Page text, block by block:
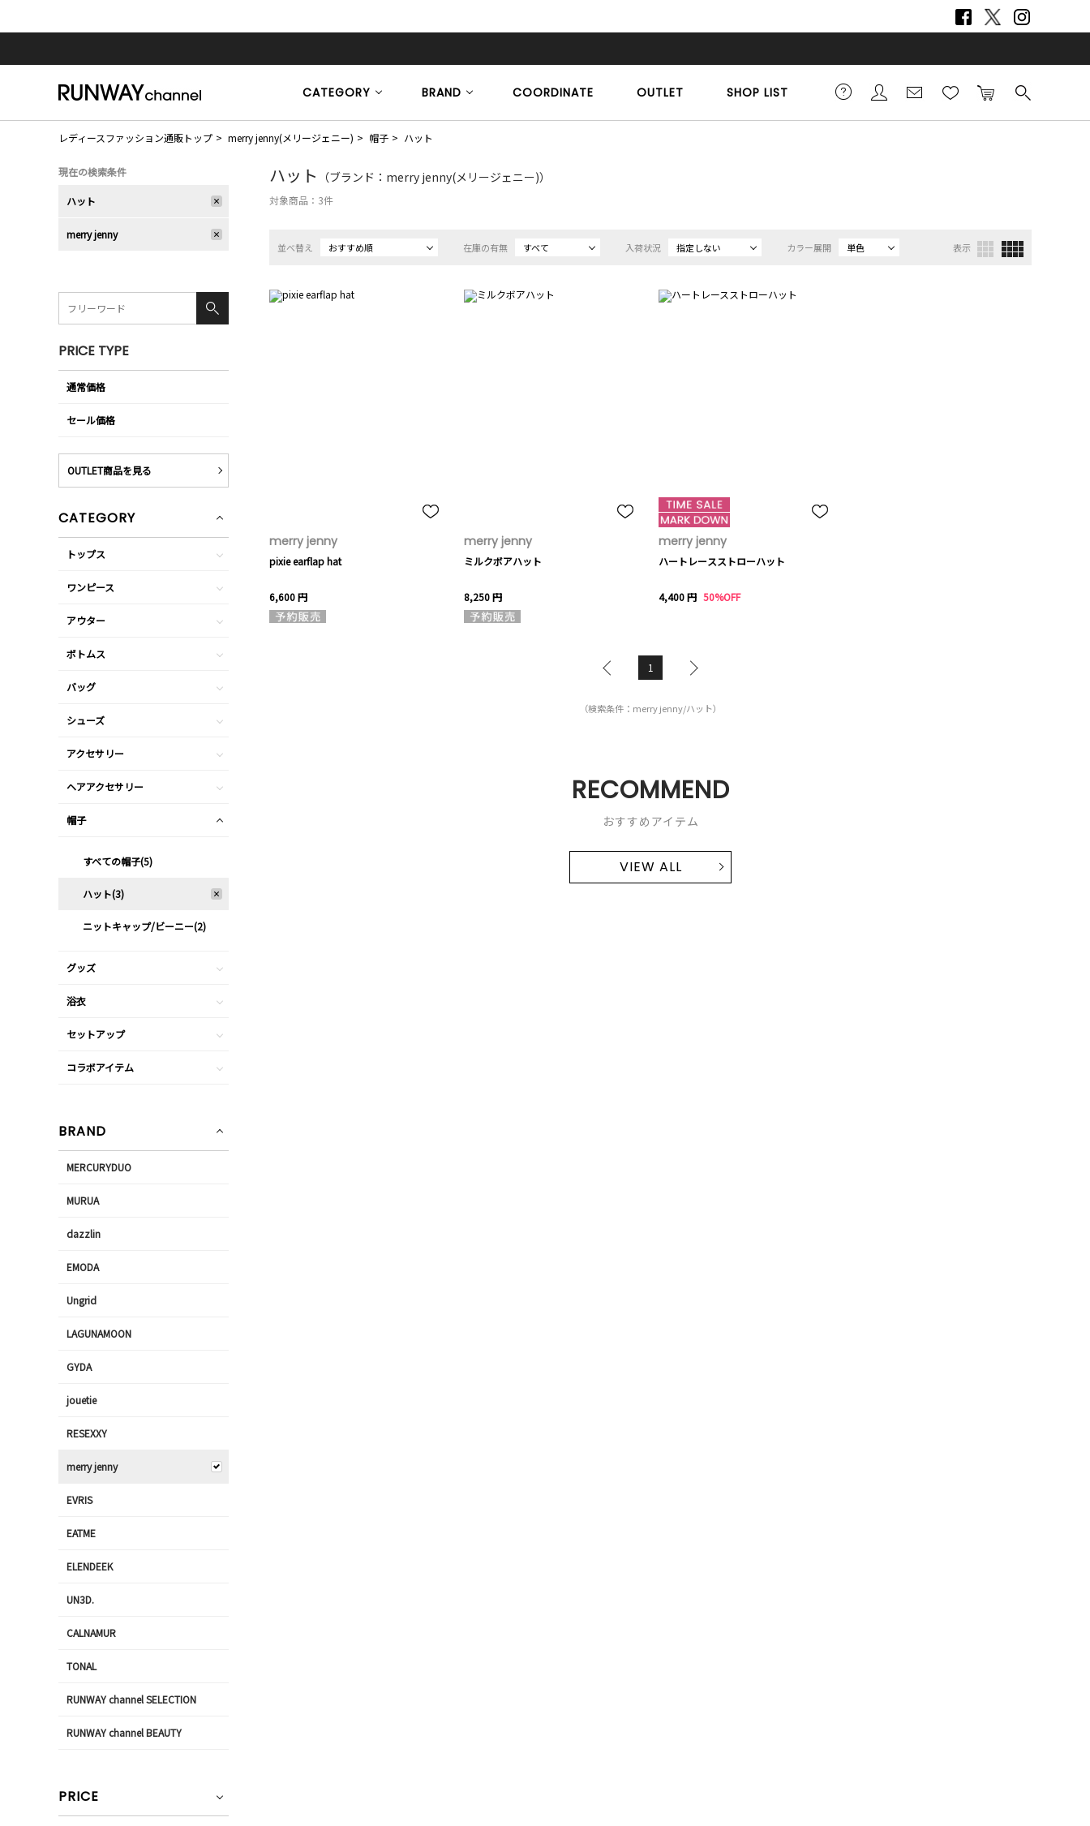
CATEGORY BRAND COORDINATE OUTLET SHOP LIST
レディースファッション通販トップ merry jenny(メリージェニー) 帽子 ハット
ハット （ブランド：merry jenny(メリージェニー)）
対象商品： 3件
並べ替え おすすめ順 在庫の有無 すべて 入荷状況 指定しない カラー展開 単色 表示
merry jenny
pixie earflap hat
6,600 円
merry jenny
ミルクボアハット
8,250 円
merry jenny
ハートレースストローハット
4,400 円 50%OFF
1
（検索条件：merry jenny/ハット）
RECOMMEND
おすすめアイテム
VIEW ALL
現在の検索条件
ハット
merry jenny
PRICE TYPE
通常価格
セール価格
OUTLET商品を見る
CATEGORY
トップス
ワンピース
アウター
ボトムス
バッグ
シューズ
アクセサリー
ヘアアクセサリー
帽子
すべての帽子(5)
ハット(3)
ニットキャップ/ビーニー(2)
グッズ
浴衣
セットアップ
コラボアイテム
BRAND
MERCURYDUO
MURUA
dazzlin
EMODA
Ungrid
LAGUNAMOON
GYDA
jouetie
RESEXXY
merry jenny
EVRIS
EATME
ELENDEEK
UN3D.
CALNAMUR
TONAL
RUNWAY channel SELECTION
RUNWAY channel BEAUTY
PRICE